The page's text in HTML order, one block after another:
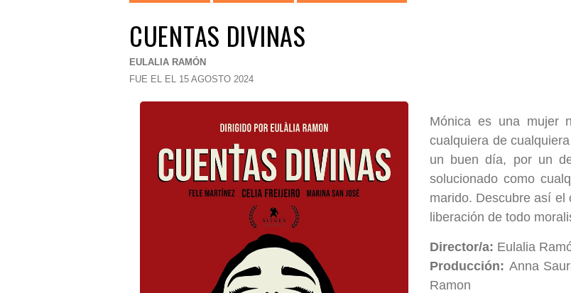
CUENTAS DIVINAS
EULALIA RAMÓN
FUE EL EL 15 AGOSTO 2024
Mónica es una mujer
cualquiera de
un buen día, por un
solucionado como
marido. Descubre así el
liberación de todo
Director/a: Eulalia
Producción: Anna
Ramon